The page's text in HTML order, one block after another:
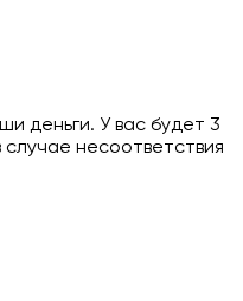
деньги. У вас будет 3
несоответствия